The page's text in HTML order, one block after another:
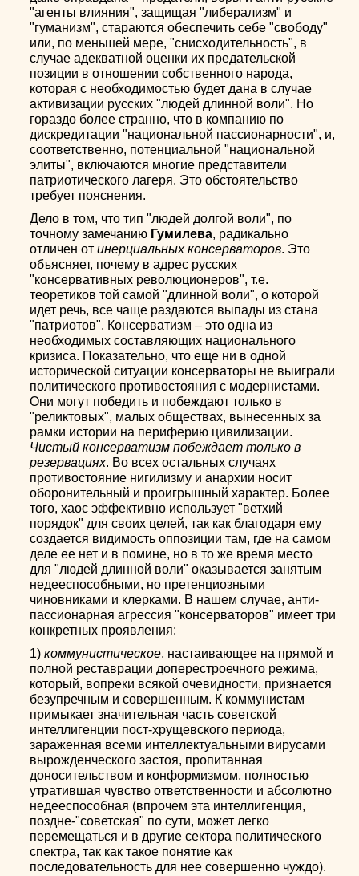
"агенты влияния", защищая "либерализм" и
"гуманизм", стараются обеспечить себе "свободу"
или, по меньшей мере, "снисходительность", в
случае адекватной оценки их предательской
позиции в отношении собственного народа,
которая с необходимостью будет дана в случае
активизации русских "людей длинной воли". Но
гораздо более странно, что в компанию по
дискредитации "национальной пассионарности", и,
соответственно, потенциальной "национальной
элиты", включаются многие представители
патриотического лагеря. Это обстоятельство
требует пояснения.
Дело в том, что тип "людей долгой воли", по
точному замечанию Гумилева, радикально
отличен отинерциальных консерваторов. Это
объясняет, почему в адрес русских
"консервативных революционеров", т.е.
теоретиков той самой "длинной воли", о которой
идет речь, все чаще раздаются выпады из стана
"патриотов". Консерватизм – это одна из
необходимых составляющих национального
кризиса. Показательно, что еще ни в одной
исторической ситуации консерваторы не выиграли
политического противостояния с модернистами.
Они могут победить и побеждают только в
"реликтовых", малых обществах, вынесенных за
рамки истории на периферию цивилизации.
Чистый консерватизм побеждает только в
резервациях. Во всех остальных случаях
противостояние нигилизму и анархии носит
оборонительный и проигрышный характер. Более
того, хаос эффективно использует "ветхий
порядок" для своих целей, так как благодаря ему
создается видимость оппозиции там, где на самом
деле ее нет и в помине, но в то же время место
для "людей длинной воли" оказывается занятым
недееспособными, но претенциозными
чиновниками и клерками. В нашем случае, анти-
пассионарная агрессия "консерваторов" имеет три
конкретных проявления:
1)коммунистическое, настаивающее на прямой и
полной реставрации доперестроечного режима,
который, вопреки всякой очевидности, признается
безупречным и совершенным. К коммунистам
примыкает значительная часть советской
интеллигенции пост-хрущевского периода,
зараженная всеми интеллектуальными вирусами
вырожденческого застоя, пропитанная
доносительством и конформизмом, полностью
утратившая чувство ответственности и абсолютно
недееспособная (впрочем эта интеллигенция,
поздне-"советская" по сути, может легко
перемещаться и в другие сектора политического
спектра, так как такое понятие как
последовательность для нее совершенно чуждо).